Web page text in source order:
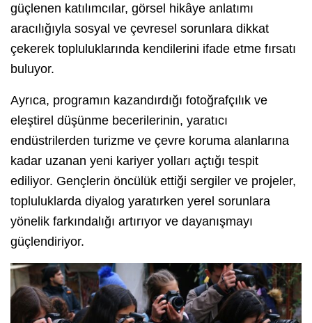
güçlenen katılımcılar, görsel hikâye anlatımı
aracılığıyla sosyal ve çevresel sorunlara dikkat
çekerek topluluklarında kendilerini ifade etme fırsatı
buluyor.
Ayrıca, programın kazandırdığı fotoğrafçılık ve
eleştirel düşünme becerilerinin, yaratıcı
endüstrilerden turizme ve çevre koruma alanlarına
kadar uzanan yeni kariyer yolları açtığı tespit
ediliyor. Gençlerin öncülük ettiği sergiler ve projeler,
topluluklarda diyalog yaratırken yerel sorunlara
yönelik farkındalığı artırıyor ve dayanışmayı
güçlendiriyor.